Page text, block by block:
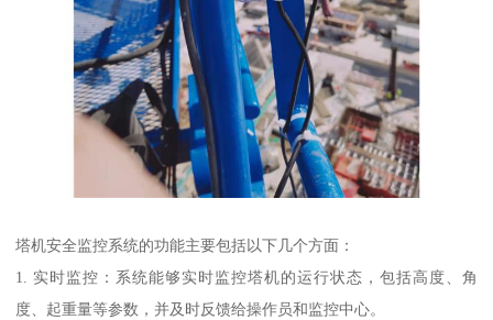
塔机安全监控系统的功能主要包括以下几个方面：
1. 实时监控：系统能够实时监控塔机的运行状态，包括高度、角
度、起重量等参数，并及时反馈给操作员和监控中心。